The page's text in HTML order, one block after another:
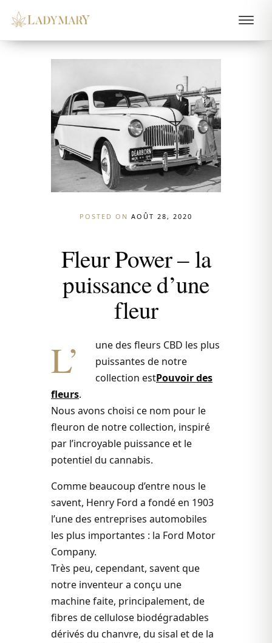
POSTED ONAOÛT 28, 2020
Fleur Power – la
puissance d’une
fleur
L’
une des fleurs CBD les plus
puissantes de notre
collection estPouvoir des
fleurs.
Nous avons choisi ce nom pour le
fleuron de notre collection, inspiré
par l’incroyable puissance et le
potentiel du cannabis.
Comme beaucoup d’entre nous le
savent, Henry Ford a fondé en 1903
l’une des entreprises automobiles
les plus importantes : la Ford Motor
Company.
Très peu, cependant, savent que
notre inventeur a conçu une
machine faite, principalement, de
fibres de cellulose biodégradables
dérivés du chanvre, du sisal et de la